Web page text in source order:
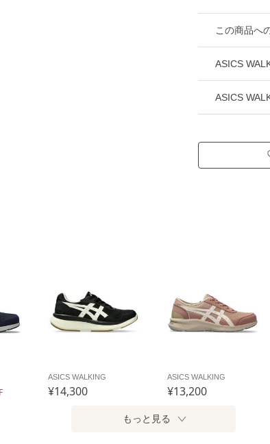
この商品へ
ASICS
ASICS
ASICS WALKING
¥14,300
ASICS WALKING
¥13,200
もっと見る